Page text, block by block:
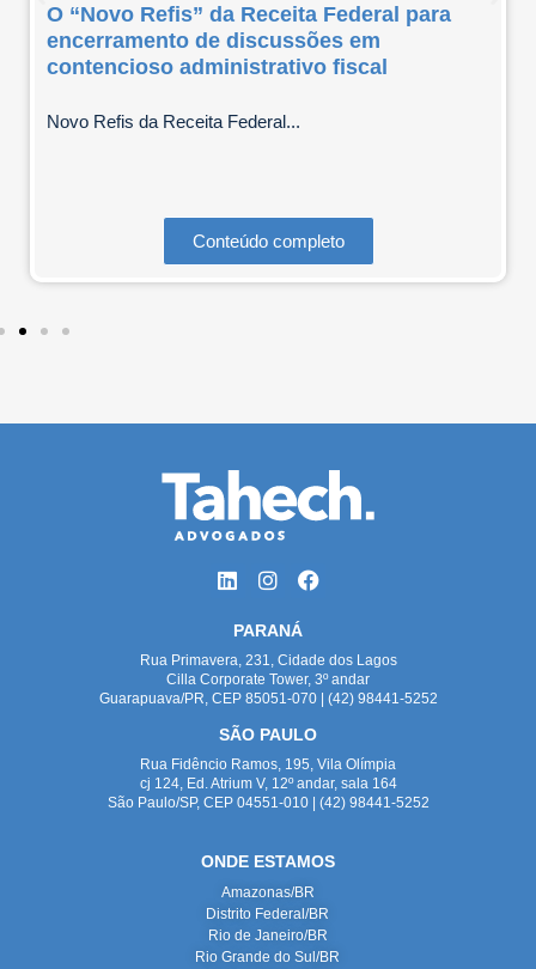
O “Novo Refis” da Receita Federal para
encerramento de discussões em
contencioso administrativo fiscal
Novo Refis da Receita Federal...
Conteúdo completo
PARANÁ
Rua Primavera, 231, Cidade dos Lagos
Cilla Corporate Tower, 3º andar
Guarapuava/PR, CEP 85051-070 | (42) 98441-5252
SÃO PAULO
Rua Fidêncio Ramos, 195, Vila Olímpia
cj 124, Ed. Atrium V, 12º andar, sala 164
São Paulo/SP, CEP 04551-010 | (42) 98441-5252
ONDE ESTAMOS
Amazonas/BR
Distrito Federal/BR
Rio de Janeiro/BR
Rio Grande do Sul/BR